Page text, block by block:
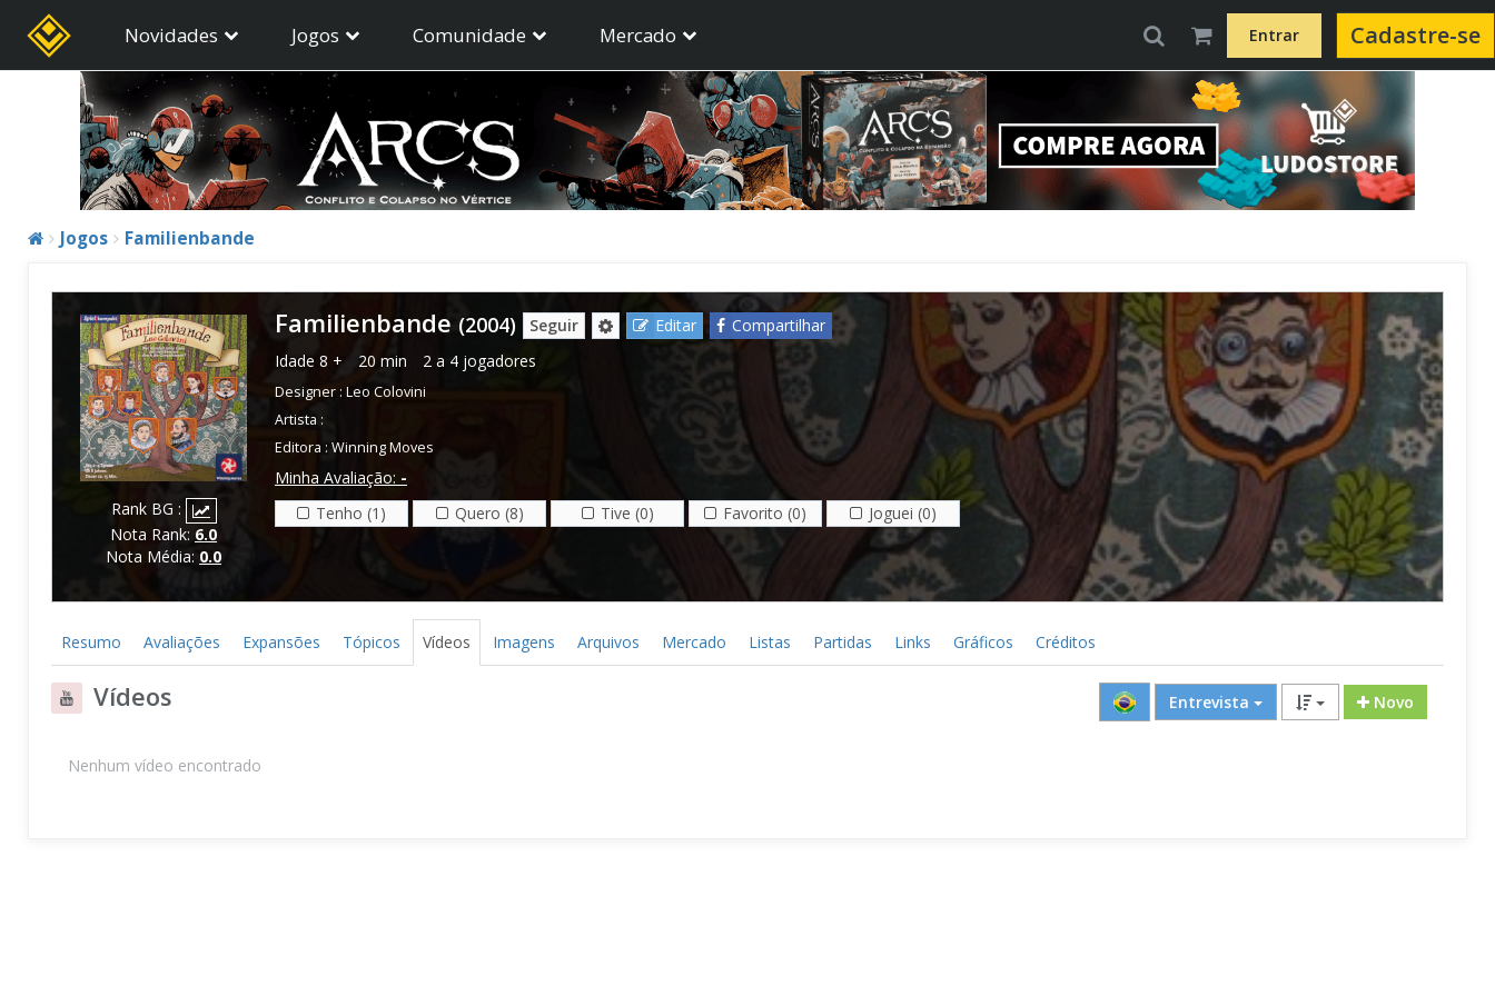
Novidades Jogos Comunidade Mercado Entrar Cadastre-se
Jogos Familienbande
Rank BG :
Nota Rank: 6.0
Nota Média: 0.0
Familienbande (2004) Seguir Editar
Compartilhar
Idade 8 + 20 min 2 a 4 jogadores
Designer : Leo Colovini
Artista :
Editora : Winning Moves
Minha Avaliação: -
Tenho (1)
Quero (8) Tive (0) Favorito (0) Joguei (0)
Resumo Avaliações Expansões Tópicos Vídeos Imagens Arquivos Mercado Listas Partidas Links Gráficos Créditos
Vídeos Entrevista Novo
Nenhum vídeo encontrado